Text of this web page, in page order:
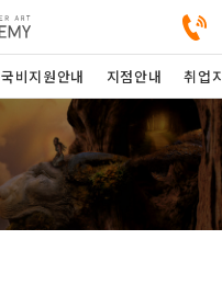
국비지원안내 지점안내 취업